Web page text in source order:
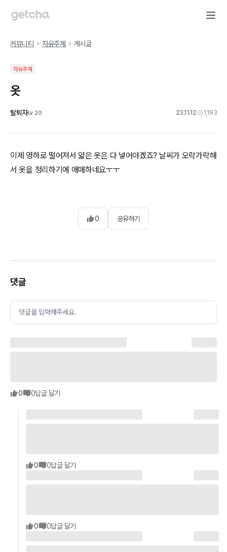
커뮤니티 자유주제 게시글
자유주제
옷
탈퇴자Lv 20 23.11.12 1,193
이제 영하로 떨어져서 얇은 옷은 다 넣어야겠죠? 날씨가 오락가락해
서 옷을 정리하기에 애매하네요ㅜㅜ
0 공유하기
댓글
댓글을 입력해주세요.
0 0답글 달기
0 0답글 달기
0 0답글 달기